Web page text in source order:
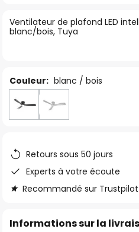
the
images
Ventilateur de plafond LED
blanc/bois, Tuya
Couleur: blanc / bois
Retours sous 50 jours
Experts à votre écoute
Recommandé sur Trustpilot
Informations sur la